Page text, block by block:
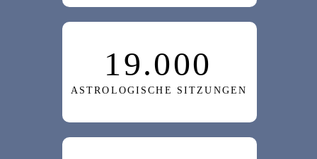
19.000
ASTROLOGISCHE SITZUNGEN